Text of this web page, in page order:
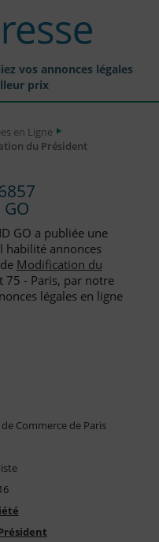
vos annonces légales
prix
Légales
en Ligne
du Président
GO a publiée une
habilité annonces
de Modification du
75 - Paris, par notre
légales en ligne
Commerce de Paris